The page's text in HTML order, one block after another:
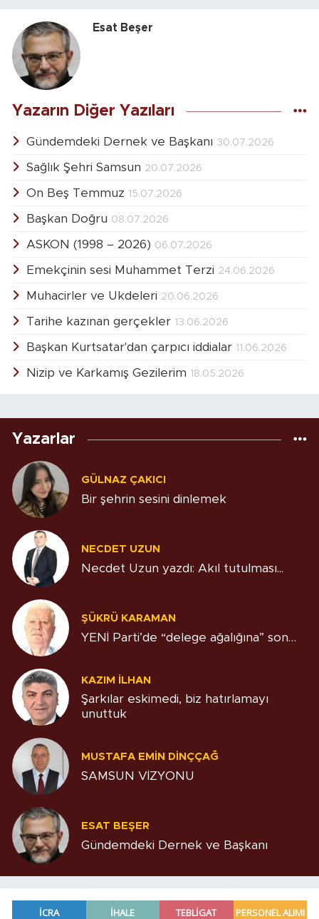
Esat Beşer
Yazarın Diğer Yazıları
Gündemdeki Dernek ve Başkanı 30.07.2026
Sağlık Şehri Samsun 20.07.2026
On Beş Temmuz 15.07.2026
Başkan Doğru 08.07.2026
ASKON (1998 – 2026) 06.07.2026
Emekçinin sesi Muhammet Terzi 24.06.2026
Muhacirler ve Ukdeleri 20.06.2026
Tarihe kazınan gerçekler 13.06.2026
Başkan Kurtsatar'dan çarpıcı iddialar 11.06.2026
Nizip ve Karkamış Gezilerim 18.05.2026
Yazarlar
GÜLNAZ ÇAKICI
Bir şehrin sesini dinlemek
NECDET UZUN
Necdet Uzun yazdı: Akıl tutulması...
ŞÜKRÜ KARAMAN
YENİ Parti’de “delege ağalığına” son…
KAZIM İLHAN
Şarkılar eskimedi, biz hatırlamayı
unuttuk
MUSTAFA EMIN DINÇÇAĞ
SAMSUN VİZYONU
ESAT BEŞER
Gündemdeki Dernek ve Başkanı